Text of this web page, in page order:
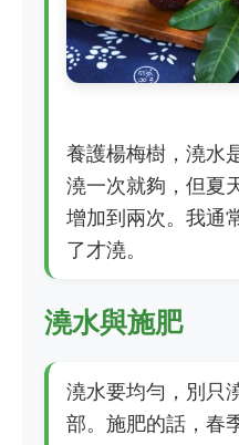
養護楊梅樹，澆水
澆一次就夠，但夏
增加到兩次。我通
了才澆。
澆水與施肥
澆水要均勻，別只
部。施肥的話，春